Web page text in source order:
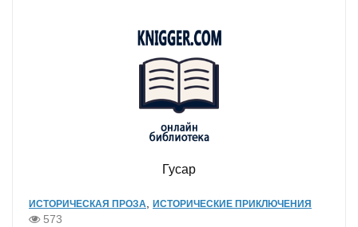
Гусар
ИСТОРИЧЕСКАЯ ПРОЗА ИСТОРИЧЕСКИЕ ПРИКЛЮЧЕНИЯ
573